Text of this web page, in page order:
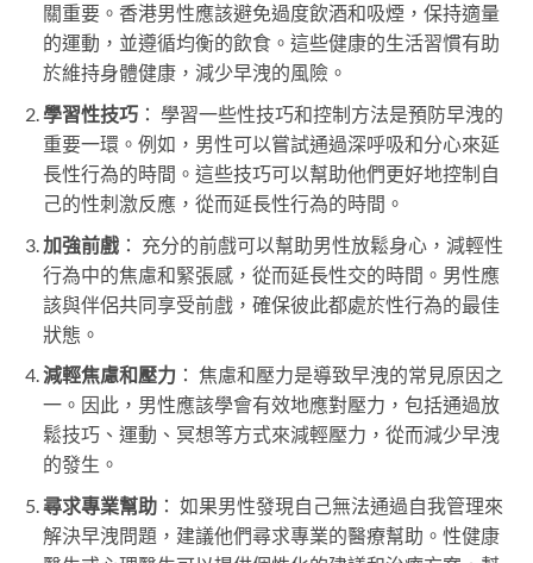
關重要。香港男性應該避免過度飲酒和吸煙，保持適量
的運動，並遵循均衡的飲食。這些健康的生活習慣有助
於維持身體健康，減少早洩的風險。
學習性技巧： 學習一些性技巧和控制方法是預防早洩的
重要一環。例如，男性可以嘗試通過深呼吸和分心來延
長性行為的時間。這些技巧可以幫助他們更好地控制自
己的性刺激反應，從而延長性行為的時間。
加強前戲： 充分的前戲可以幫助男性放鬆身心，減輕性
行為中的焦慮和緊張感，從而延長性交的時間。男性應
該與伴侶共同享受前戲，確保彼此都處於性行為的最佳
狀態。
減輕焦慮和壓力： 焦慮和壓力是導致早洩的常見原因之
一。因此，男性應該學會有效地應對壓力，包括通過放
鬆技巧、運動、冥想等方式來減輕壓力，從而減少早洩
的發生。
尋求專業幫助： 如果男性發現自己無法通過自我管理來
解決早洩問題，建議他們尋求專業的醫療幫助。性健康